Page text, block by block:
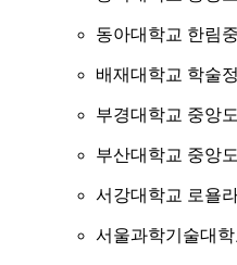
동아대학교 한림
배재대학교 학술
부경대학교 중앙
부산대학교 중앙
서강대학교 로욜
서울과학기술대